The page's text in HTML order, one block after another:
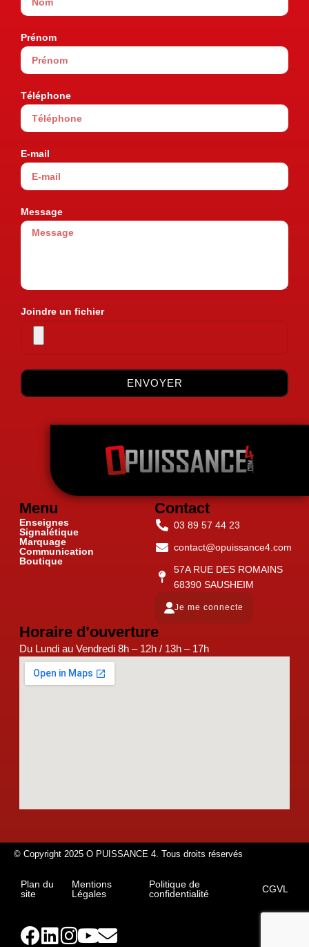
Prénom
Téléphone
E-mail
Message
Joindre un fichier
ENVOYER
Menu
Enseignes
Signalétique
Marquage
Communication
Boutique
Contact
03 89 57 44 23
contact@opuissance4.com
57A RUE DES ROMAINS
68390 SAUSHEIM
Je me connecte
Horaire d’ouverture
Du Lundi au Vendredi 8h – 12h / 13h – 17h
© Copyright 2025 O PUISSANCE 4. Tous droits réservés
Plan du
site
Mentions
Légales
Politique de
confidentialité
CGVL